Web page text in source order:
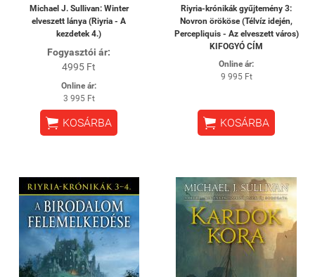
Michael J. Sullivan: Winter
elveszett lánya (Riyria - A
kezdetek 4.)
Fogyasztói ár:
4995 Ft
Online ár:
3 995 Ft
 KOSÁRBA
Riyria-krónikák gyűjtemény 3:
Novron örököse (Télvíz idején,
Percepliquis - Az elveszett város)
KIFOGYÓ CÍM
Online ár:
9 995 Ft
 KOSÁRBA